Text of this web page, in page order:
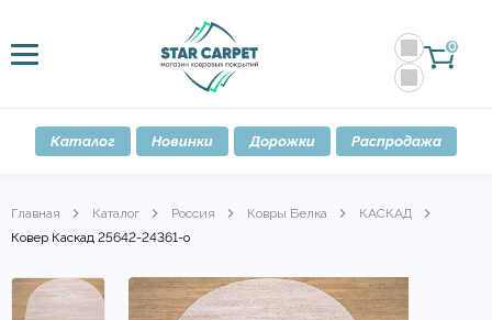
0
Каталог Новинки Дорожки Распродажа
Главная Каталог Россия Ковры Белка
КАСКАД
Ковер Каскад 25642-24361-o